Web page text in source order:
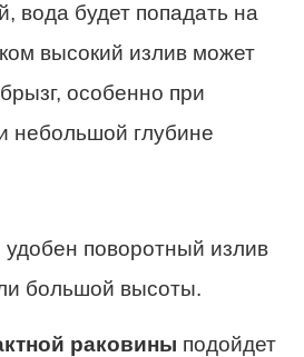
вода будет попадать на
высокий излив может
особенно при
небольшой глубине
удобен поворотный излив
большой высоты.
раковины подойдет